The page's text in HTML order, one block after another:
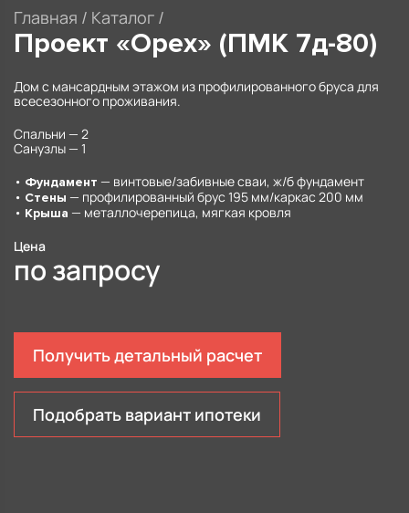
Главная / Каталог /
Проект «Орех» (ПМК 7д-80)
Дом с мансардным этажом из профилированного бруса для
всесезонного проживания.
Спальни — 2
Санузлы — 1
• Фундамент — винтовые/забивные сваи, ж/б фундамент
• Стены — профилированный брус 195 мм/каркас 200 мм
• Крыша — металлочерепица, мягкая кровля
Цена
по запросу
Получить детальный расчет
Подобрать вариант ипотеки